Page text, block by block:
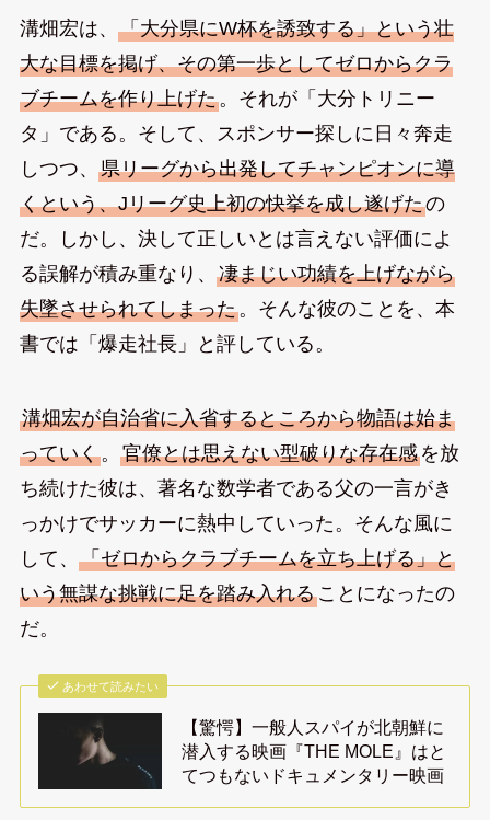
溝畑宏は、 「大分県にW杯を誘致する」という壮
大な目標を掲げ、その第一歩としてゼロからクラ
ブチームを作り上げた。それが「大分トリニー
タ」である。そして、スポンサー探しに日々奔走
しつつ、 県リーグから出発してチャンピオンに導
くという、Jリーグ史上初の快挙を成し遂げたの
だ。しかし、決して正しいとは言えない評価によ
る誤解が積み重なり、 凄まじい功績を上げながら
失墜させられてしまった。そんな彼のことを、本
書では「爆走社長」と評している。
溝畑宏が自治省に入省するところから物語は始ま
っていく。 官僚とは思えない型破りな存在感を放
ち続けた彼は、著名な数学者である父の一言がき
っかけでサッカーに熱中していった。そんな風に
して、 「ゼロからクラブチームを立ち上げる」と
いう無謀な挑戦に足を踏み入れることになったの
だ。
あわせて読みたい
【驚愕】一般人スパイが北朝鮮に
潜入する映画『THE MOLE』はと
てつもないドキュメンタリー映画